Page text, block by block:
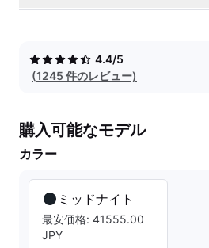
4.4/5
(1245 件のレビュー)
購入可能なモデル
カラー
ミッドナイト
最安価格: 41555.00
JPY